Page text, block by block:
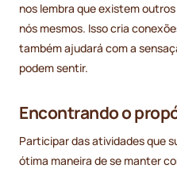
nos lembra que existem
nós mesmos. Isso cria
também ajudará com a
podem sentir.
Encontrando o
Participar das atividades que
ótima maneira de se manter